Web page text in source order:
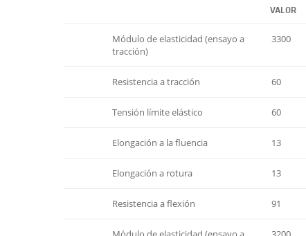
VALOR
Módulo de elasticidad (ensayo a
tracción)
3300
Resistencia a tracción 60
Tensión límite elástico 60
Elongación a la fluencia 13
Elongación a rotura 13
Resistencia a flexión 91